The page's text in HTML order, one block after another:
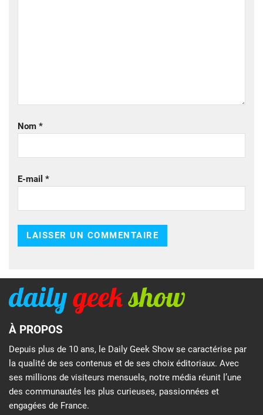
Nom *
E-mail *
À PROPOS
Depuis plus de 10 ans, le Daily Geek Show se caractérise par
la qualité de ses contenus et de ses choix éditoriaux. Avec
ses millions de visiteurs mensuels, notre média réunit l’une
des communautés les plus curieuses, passionnées et
engagées de France.